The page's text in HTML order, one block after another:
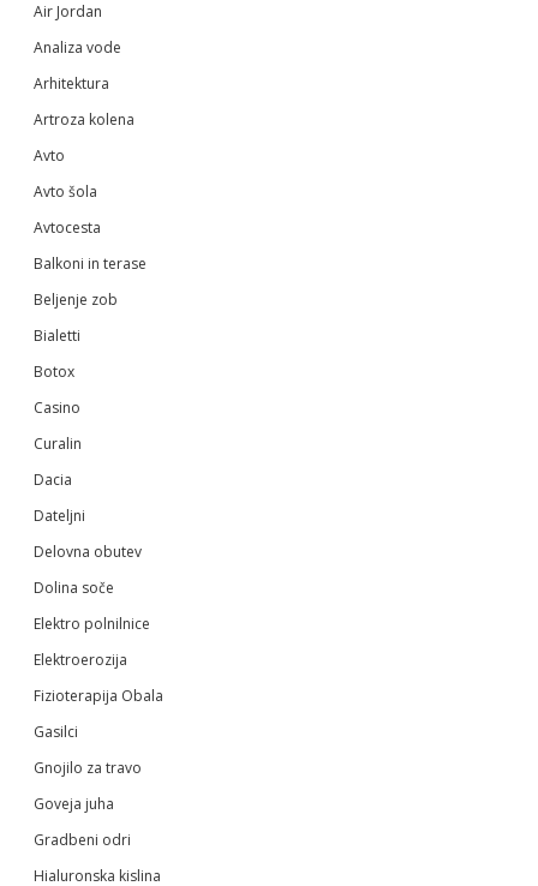
Air Jordan
Analiza vode
Arhitektura
Artroza kolena
Avto
Avto šola
Avtocesta
Balkoni in terase
Beljenje zob
Bialetti
Botox
Casino
Curalin
Dacia
Dateljni
Delovna obutev
Dolina soče
Elektro polnilnice
Elektroerozija
Fizioterapija Obala
Gasilci
Gnojilo za travo
Goveja juha
Gradbeni odri
Hialuronska kislina